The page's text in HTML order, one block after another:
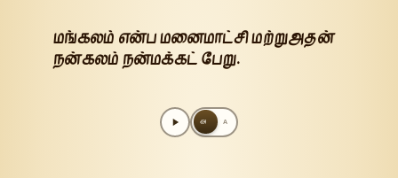
மங்கலம் என்ப மனைமாட்சி மற்றுஅதன்
நன்கலம் நன்மக்கட் பேறு.
அ A